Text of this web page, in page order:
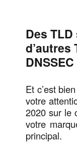
Des
DNSSEC
Et c’est
votre
2020 sur le
votre
principal.